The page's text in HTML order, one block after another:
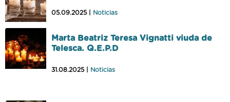
05.09.2025 | Noticias
Marta Beatriz Teresa Vignatti viuda de
Telesca. Q.E.P.D
31.08.2025 | Noticias